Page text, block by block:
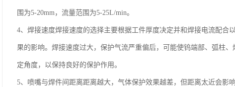
围为5-20mm，流量范围为5-25L/min。
4、焊接速度焊接速度的选择主要根据工件厚度决定并和焊接电流配
果的影响。焊接速度过大，保护气流严重偏后，可能使钨端部、弧柱
定角度，以保持良好的保护作用。
5、喷嘴与焊件间距离距离越大，气体保护效果越差，但距离太近会